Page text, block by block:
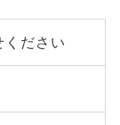
ださい